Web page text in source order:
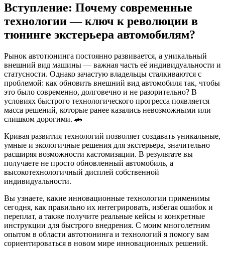
Вступление: Почему современные
технологии — ключ к революции в
тюнинге экстерьера автомобилям?
Рынок автотюнинга постоянно развивается, а уникальный
внешний вид машины — важная часть её индивидуальности и
статусности. Однако зачастую владельцы сталкиваются с
проблемой: как обновить внешний вид автомобиля так, чтобы
это было современно, долговечно и не разорительно? В
условиях быстрого технологического прогресса появляется
масса решений, которые ранее казались невозможными или
слишком дорогими. 🚗
Кривая развития технологий позволяет создавать уникальные,
умные и экологичные решения для экстерьера, значительно
расширяя возможности кастомизации. В результате вы
получаете не просто обновленный автомобиль, а
высокотехнологичный дисплей собственной
индивидуальности.
Вы узнаете, какие инновационные технологии применимы
сегодня, как правильно их интегрировать, избегая ошибок и
переплат, а также получите реальные кейсы и конкретные
инструкции для быстрого внедрения. С моим многолетним
опытом в области автотюнинга и технологий я помогу вам
сориентироваться в новом мире инновационных решений.